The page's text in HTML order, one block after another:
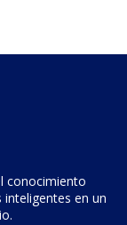
conocimiento
en un